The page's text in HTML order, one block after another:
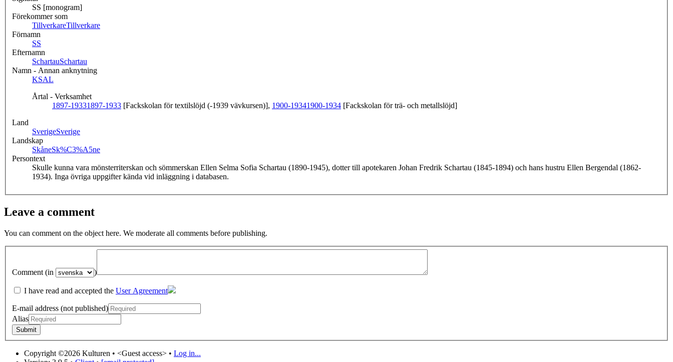
SS [monogram]
Förekommer som
TillverkareTillverkare
Förnamn
SS
Efternamn
SchartauSchartau
Namn - Annan anknytning
KSAL
Årtal - Verksamhet
1897-19331897-1933 [Fackskolan för textilslöjd (-1939 vävkursen)], 1900-19341900-1934 [Fackskolan för trä- och metallslöjd]
Land
SverigeSverige
Landskap
SkåneSk%C3%A5ne
Persontext
Skulle kunna vara mönsterriterskan och sömmerskan Ellen Selma Sofia Schartau (1890-1945), dotter till apotekaren Johan Fredrik Schartau (1845-1894) och hans hustru Ellen Bergendal (1862-
1934). Inga övriga uppgifter kända vid inläggning i databasen.
Leave a comment
You can comment on the object here. We moderate all comments before publishing.
Comment (in )
I have read and accepted the User Agreement
E-mail address (not published)
Alias
Copyright ©2026 Kulturen • <Guest access> • Log in...